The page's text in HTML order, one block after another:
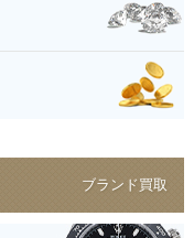
ブランド買取